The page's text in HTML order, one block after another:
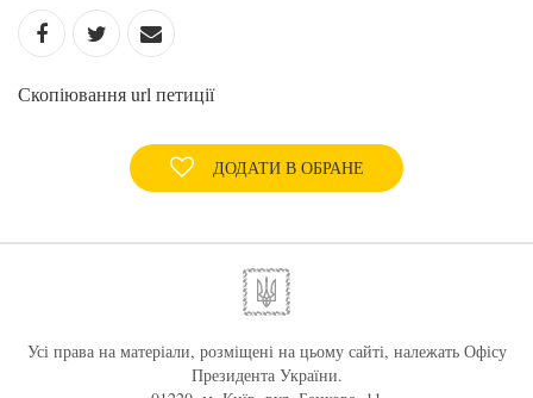
Скопіювання url петиції
ДОДАТИ В ОБРАНЕ
Усі права на матеріали, розміщені на цьому сайті, належать Офісу
Президента України.